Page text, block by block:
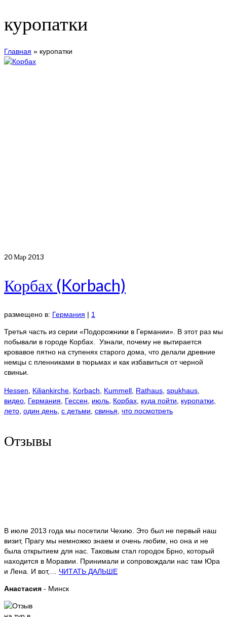
куропатки
Главная » куропатки
20Мар 2013
Корбах (Korbach)
размещено в: Германия | 1
Третья часть из серии «Подорожники в Германии». В этот раз мы
побывали в городе Корбах. Узнали, почему не вытирается
кровавое пятно на ступенях старого дома, что делали древние
немцы с пленниками в тюрьмах и как избавиться от черной
свиньи.
Hessen Kiliankirche Korbach Kummell Rathaus spukhaus
видео Германия Гессен июль Корбах куда пойти куропатки
лето один день с детьми свинья что посмотреть
Отзывы
В июле 2013 года мы посетили Чехию. Это был не первый наш
визит, Прагу мы немножко знаем и очень любим, но она и не
была открытием для нас. Таковым стал городок Брно, который
находится в Моравии. Принимали и сопровождали нас там Юра
и Лена. И вот,… ЧИТАТЬ ДАЛЬШЕ
Анастасия - Минск